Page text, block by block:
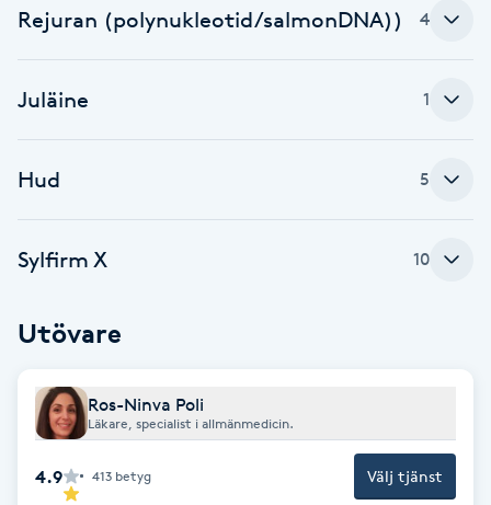
Celluliter
Cryoterapi
Dermapen
Diamantslipning
Rejuran (polynukleotid/salmonDNA)) 4
Juläine 1
Hud 5
Sylfirm X 10
Utövare
Ros-Ninva Poli
Läkare, specialist i allmänmedicin.
4.9 413 betyg Välj tjänst